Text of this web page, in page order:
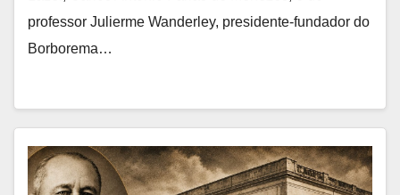
professor Julierme Wanderley, presidente-fundador do
Borborema…